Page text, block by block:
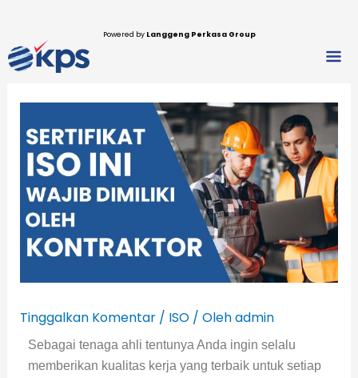
konten
Powered by Langgeng Perkasa Group
Tinggalkan Komentar / ISO/ Olehadmin
Sebagai tenaga ahli tentunya Anda ingin selalu
memberikan kualitas kerja yang terbaik untuk setiap